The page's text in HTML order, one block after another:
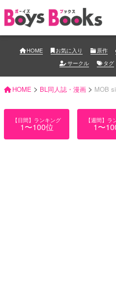
HOME お気に入り 原作
サークル
タグ
HOME > BL同人誌・漫画 > MOB
【日間】ランキング
1〜100位
【週間】ラ
1〜